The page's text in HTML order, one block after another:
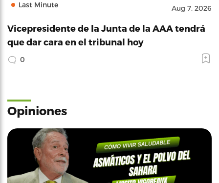
Last Minute Aug 7, 2026
Vicepresidente de la Junta de la AAA tendrá
que dar cara en el tribunal hoy
0
Opiniones